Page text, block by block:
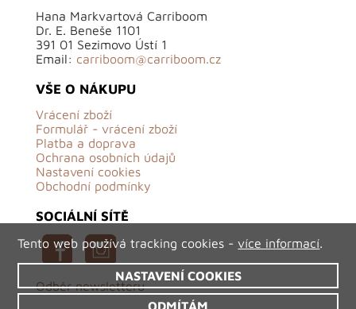
Hana Markvartová Carriboom
Dr. E. Beneše 1101
391 01 Sezimovo Ústí 1
Email: carriboom@carriboom.cz
VŠE O NÁKUPU
Vrácení zboží
Formulář - vrácení zboží
Platba a doprava
Ochrana osobních údajů
Nastavení cookies
Obchodní podmínky
SOCIÁLNÍ SÍTĚ
Odběr newsletteru
Tento web používá tracking cookies -více informací.
NASTAVENÍ COOKIES
ODMÍTÁM